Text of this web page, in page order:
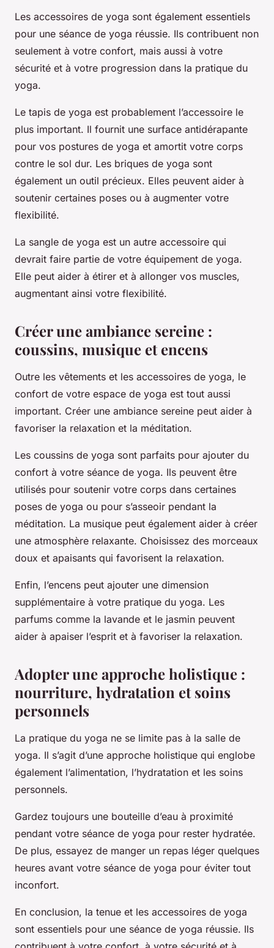
Les accessoires de yoga sont également essentiels
pour une séance de yoga réussie. Ils contribuent non
seulement à votre confort, mais aussi à votre
sécurité et à votre progression dans la pratique du
yoga.
Le tapis de yoga est probablement l’accessoire le
plus important. Il fournit une surface antidérapante
pour vos postures de yoga et amortit votre corps
contre le sol dur. Les briques de yoga sont
également un outil précieux. Elles peuvent aider à
soutenir certaines poses ou à augmenter votre
flexibilité.
La sangle de yoga est un autre accessoire qui
devrait faire partie de votre équipement de yoga.
Elle peut aider à étirer et à allonger vos muscles,
augmentant ainsi votre flexibilité.
Créer une ambiance sereine :
coussins, musique et encens
Outre les vêtements et les accessoires de yoga, le
confort de votre espace de yoga est tout aussi
important. Créer une ambiance sereine peut aider à
favoriser la relaxation et la méditation.
Les coussins de yoga sont parfaits pour ajouter du
confort à votre séance de yoga. Ils peuvent être
utilisés pour soutenir votre corps dans certaines
poses de yoga ou pour s’asseoir pendant la
méditation. La musique peut également aider à créer
une atmosphère relaxante. Choisissez des morceaux
doux et apaisants qui favorisent la relaxation.
Enfin, l’encens peut ajouter une dimension
supplémentaire à votre pratique du yoga. Les
parfums comme la lavande et le jasmin peuvent
aider à apaiser l’esprit et à favoriser la relaxation.
Adopter une approche holistique :
nourriture, hydratation et soins
personnels
La pratique du yoga ne se limite pas à la salle de
yoga. Il s’agit d’une approche holistique qui englobe
également l’alimentation, l’hydratation et les soins
personnels.
Gardez toujours une bouteille d’eau à proximité
pendant votre séance de yoga pour rester hydratée.
De plus, essayez de manger un repas léger quelques
heures avant votre séance de yoga pour éviter tout
inconfort.
En conclusion, la tenue et les accessoires de yoga
sont essentiels pour une séance de yoga réussie. Ils